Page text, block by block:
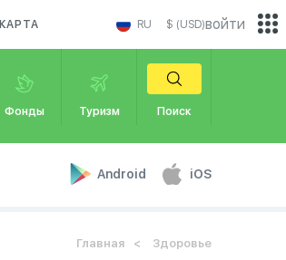
КАРТА RU $ (USD)
Фонды Туризм Поиск
Android iOS
войти
Главная Здоровье